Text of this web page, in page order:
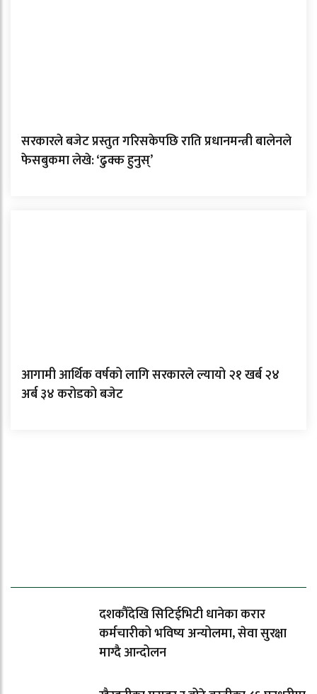
सरकारले बजेट प्रस्तुत गरिसकेपछि राति प्रधानमन्त्री बालेनले
फेसबुकमा लेखे: ‘ढुक्क हुनुस्’
आगामी आर्थिक वर्षको लागि सरकारले ल्यायो २१ खर्ब २४
अर्ब ३४ करोडको बजेट
दशकौँदेखि सिटिईभिटी धानेका करार
कर्मचारीको भविष्य अन्योलमा, सेवा सुरक्षा
माग्दै आन्दोलन